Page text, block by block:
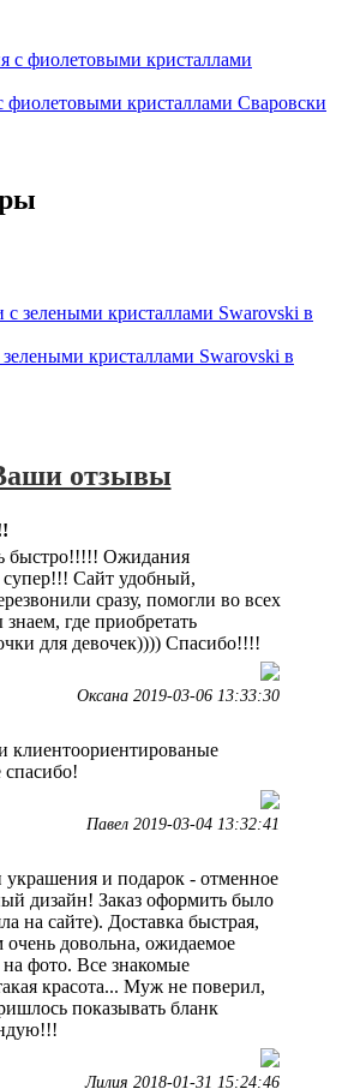
фиолетовыми кристаллами Сваровски
кристаллами Swarovski в
отзывы
быстро!!!!! Ожидания
супер!!! Сайт удобный,
сразу, помогли во всех
где приобретать
для девочек)))) Спасибо!!!!
Оксана 2019-03-06 13:33:30
клиентоориентированые
Павел 2019-03-04 13:32:41
и подарок - отменное
дизайн! Заказ оформить было
на сайте). Доставка быстрая,
очень довольна, ожидаемое
фото. Все знакомые
красота... Муж не поверил,
показывать бланк
Лилия 2018-01-31 15:24:46